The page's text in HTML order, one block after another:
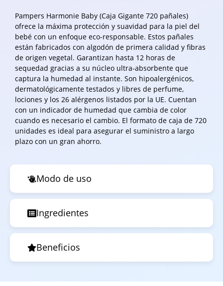
Modo de uso
Ingredientes
Beneficios
Pampers Harmonie Baby (Caja Gigante 720 pañales)
ofrece la máxima protección y suavidad para la piel del
bebé con un enfoque eco-responsable. Estos pañales
están fabricados con algodón de primera calidad y fibras
de origen vegetal. Garantizan hasta 12 horas de
sequedad gracias a su núcleo ultra-absorbente que
captura la humedad al instante. Son hipoalergénicos,
dermatológicamente testados y libres de perfume,
lociones y los 26 alérgenos listados por la UE. Cuentan
con un indicador de humedad que cambia de color
cuando es necesario el cambio. El formato de caja de 720
unidades es ideal para asegurar el suministro a largo
plazo con un gran ahorro.